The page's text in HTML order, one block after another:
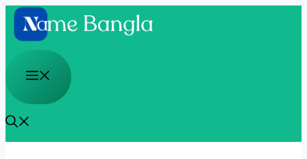
Skip
to
content
Menu